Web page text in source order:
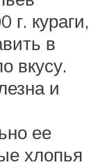
г. кураги,
в
вкусу.
и
ее
хлопья